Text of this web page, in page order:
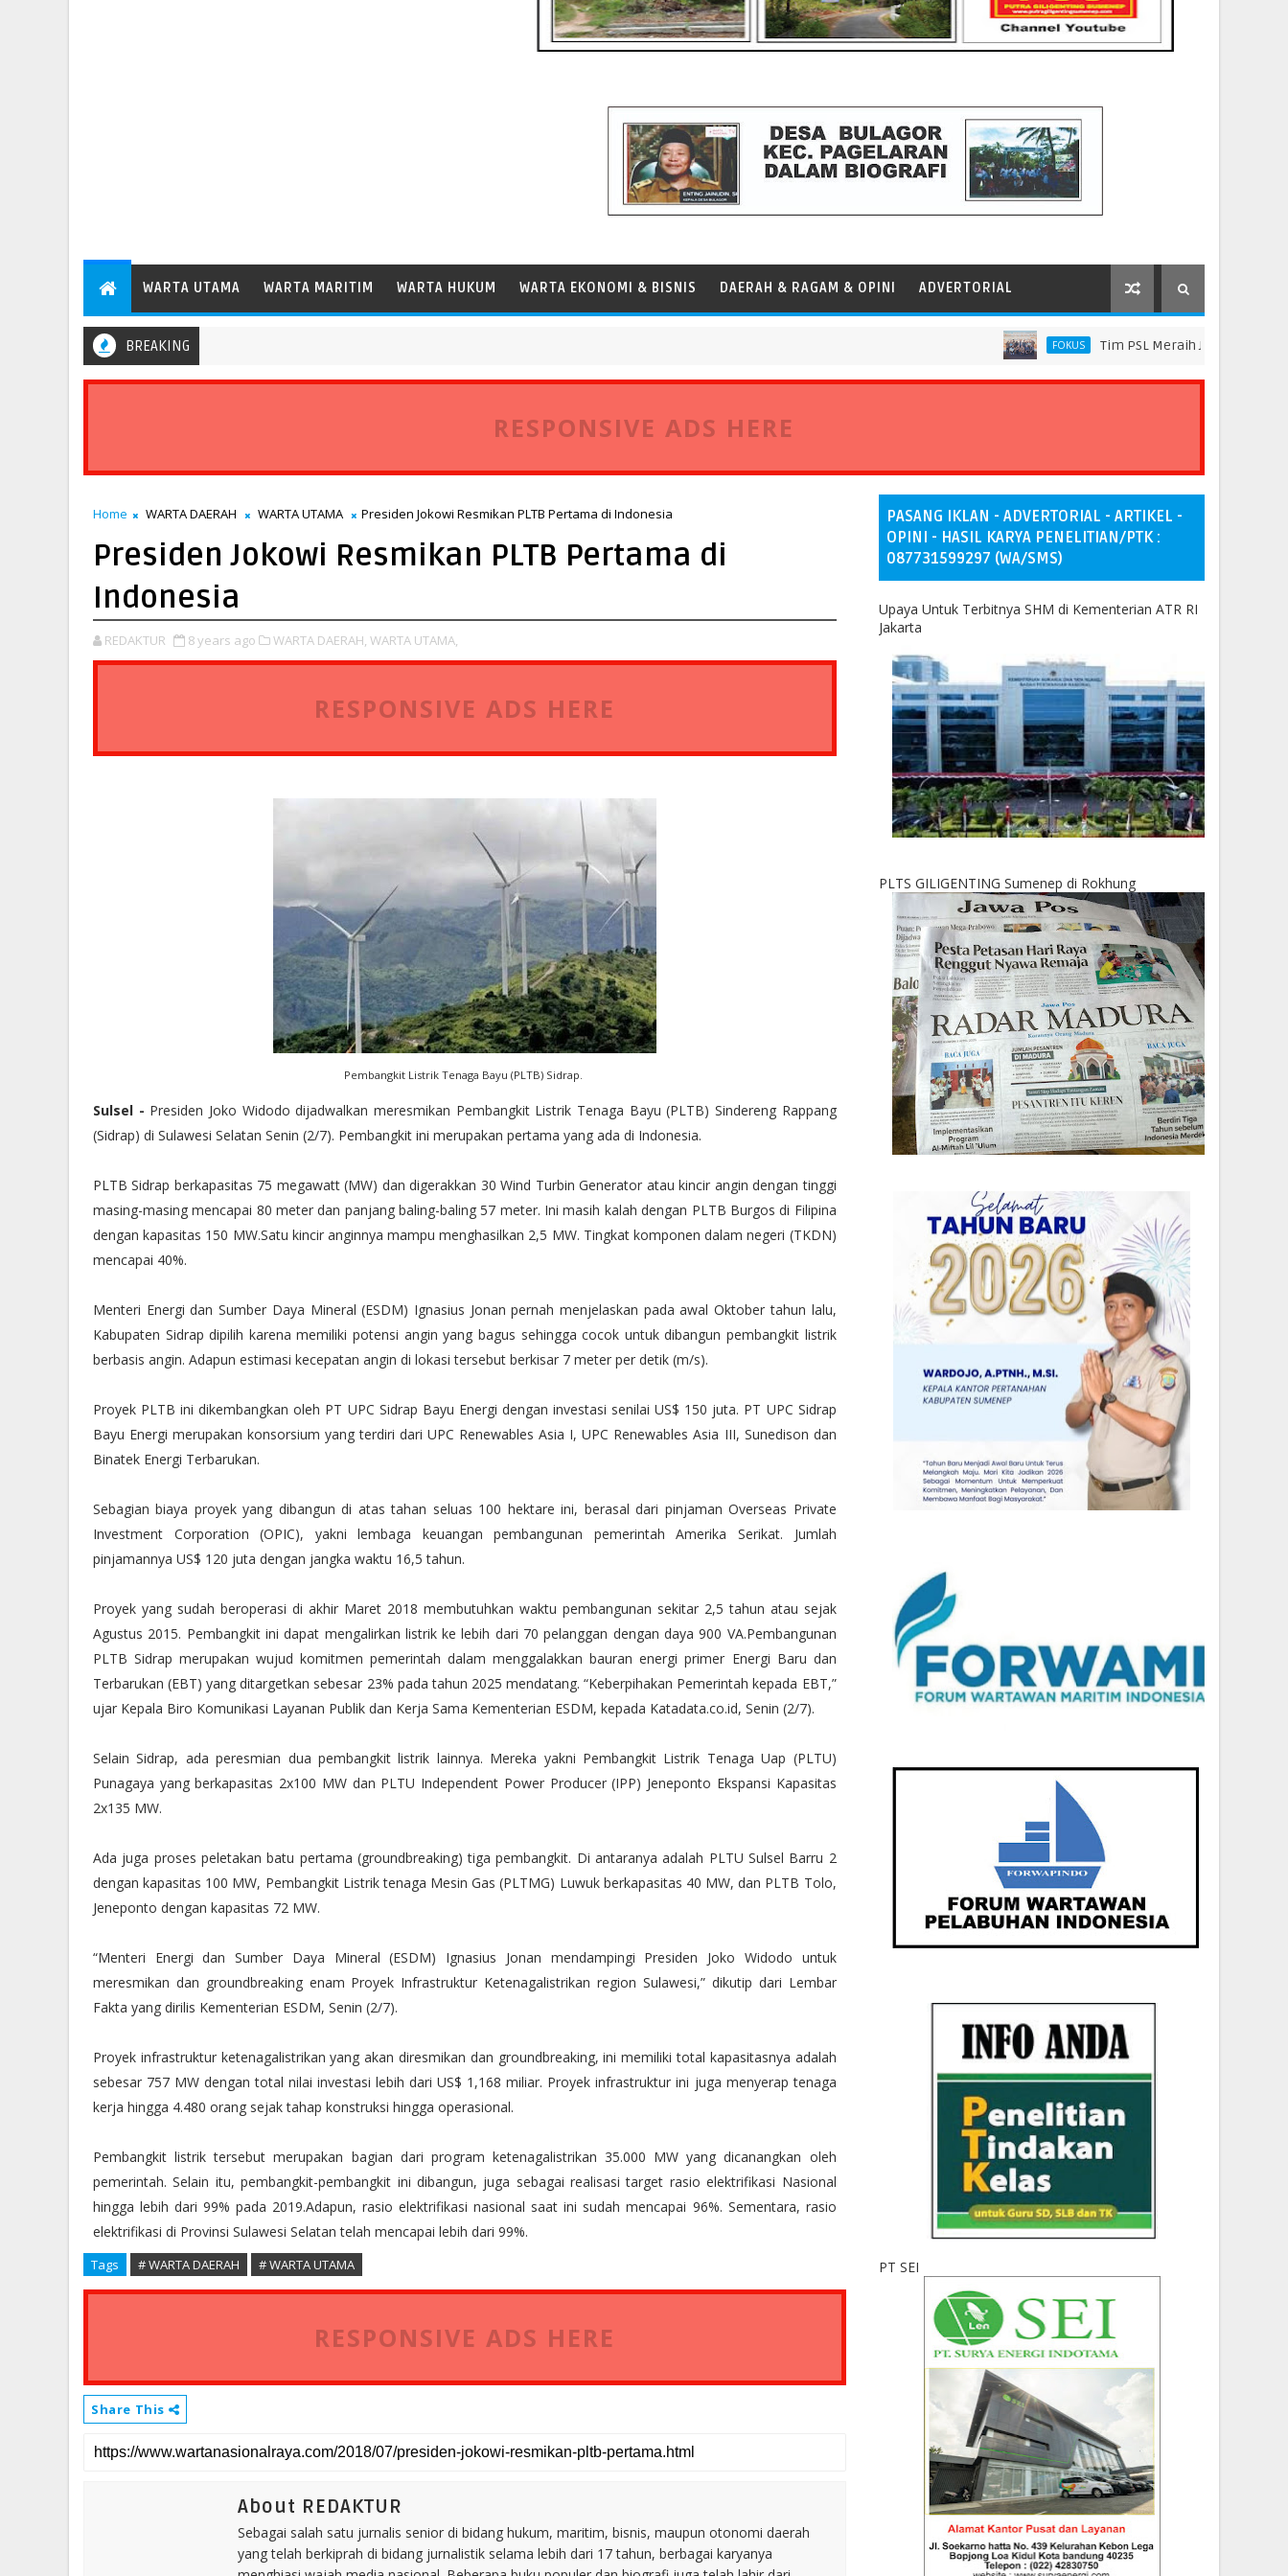
WARTA UTAMA WARTA MARITIM WARTA HUKUM WARTA EKONOMI & BISNIS DAERAH & RAGAM & OPINI ADVERTORIAL
BREAKING FOKUS Tim PSL Meraih Juara di Pelindo
RESPONSIVE ADS HERE
Home WARTA DAERAH WARTA UTAMA Presiden Jokowi Resmikan PLTB Pertama di Indonesia
Presiden Jokowi Resmikan PLTB Pertama di
Indonesia
REDAKTUR 8 years ago WARTA DAERAH, WARTA UTAMA,
RESPONSIVE ADS HERE
Pembangkit Listrik Tenaga Bayu (PLTB) Sidrap.
Sulsel - Presiden Joko Widodo dijadwalkan meresmikan Pembangkit Listrik Tenaga Bayu (PLTB) Sindereng Rappang
(Sidrap) di Sulawesi Selatan Senin (2/7). Pembangkit ini merupakan pertama yang ada di Indonesia.
PLTB Sidrap berkapasitas 75 megawatt (MW) dan digerakkan 30 Wind Turbin Generator atau kincir angin dengan tinggi
masing-masing mencapai 80 meter dan panjang baling-baling 57 meter. Ini masih kalah dengan PLTB Burgos di Filipina
dengan kapasitas 150 MW.Satu kincir anginnya mampu menghasilkan 2,5 MW. Tingkat komponen dalam negeri (TKDN)
mencapai 40%.
Menteri Energi dan Sumber Daya Mineral (ESDM) Ignasius Jonan pernah menjelaskan pada awal Oktober tahun lalu,
Kabupaten Sidrap dipilih karena memiliki potensi angin yang bagus sehingga cocok untuk dibangun pembangkit listrik
berbasis angin. Adapun estimasi kecepatan angin di lokasi tersebut berkisar 7 meter per detik (m/s).
Proyek PLTB ini dikembangkan oleh PT UPC Sidrap Bayu Energi dengan investasi senilai US$ 150 juta. PT UPC Sidrap
Bayu Energi merupakan konsorsium yang terdiri dari UPC Renewables Asia I, UPC Renewables Asia III, Sunedison dan
Binatek Energi Terbarukan.
Sebagian biaya proyek yang dibangun di atas tahan seluas 100 hektare ini, berasal dari pinjaman Overseas Private
Investment Corporation (OPIC), yakni lembaga keuangan pembangunan pemerintah Amerika Serikat. Jumlah
pinjamannya US$ 120 juta dengan jangka waktu 16,5 tahun.
Proyek yang sudah beroperasi di akhir Maret 2018 membutuhkan waktu pembangunan sekitar 2,5 tahun atau sejak
Agustus 2015. Pembangkit ini dapat mengalirkan listrik ke lebih dari 70 pelanggan dengan daya 900 VA.Pembangunan
PLTB Sidrap merupakan wujud komitmen pemerintah dalam menggalakkan bauran energi primer Energi Baru dan
Terbarukan (EBT) yang ditargetkan sebesar 23% pada tahun 2025 mendatang. “Keberpihakan Pemerintah kepada EBT,”
ujar Kepala Biro Komunikasi Layanan Publik dan Kerja Sama Kementerian ESDM, kepada Katadata.co.id, Senin (2/7).
Selain Sidrap, ada peresmian dua pembangkit listrik lainnya. Mereka yakni Pembangkit Listrik Tenaga Uap (PLTU)
Punagaya yang berkapasitas 2x100 MW dan PLTU Independent Power Producer (IPP) Jeneponto Ekspansi Kapasitas
2x135 MW.
Ada juga proses peletakan batu pertama (groundbreaking) tiga pembangkit. Di antaranya adalah PLTU Sulsel Barru 2
dengan kapasitas 100 MW, Pembangkit Listrik tenaga Mesin Gas (PLTMG) Luwuk berkapasitas 40 MW, dan PLTB Tolo,
Jeneponto dengan kapasitas 72 MW.
“Menteri Energi dan Sumber Daya Mineral (ESDM) Ignasius Jonan mendampingi Presiden Joko Widodo untuk
meresmikan dan groundbreaking enam Proyek Infrastruktur Ketenagalistrikan region Sulawesi,” dikutip dari Lembar
Fakta yang dirilis Kementerian ESDM, Senin (2/7).
Proyek infrastruktur ketenagalistrikan yang akan diresmikan dan groundbreaking, ini memiliki total kapasitasnya adalah
sebesar 757 MW dengan total nilai investasi lebih dari US$ 1,168 miliar. Proyek infrastruktur ini juga menyerap tenaga
kerja hingga 4.480 orang sejak tahap konstruksi hingga operasional.
Pembangkit listrik tersebut merupakan bagian dari program ketenagalistrikan 35.000 MW yang dicanangkan oleh
pemerintah. Selain itu, pembangkit-pembangkit ini dibangun, juga sebagai realisasi target rasio elektrifikasi Nasional
hingga lebih dari 99% pada 2019.Adapun, rasio elektrifikasi nasional saat ini sudah mencapai 96%. Sementara, rasio
elektrifikasi di Provinsi Sulawesi Selatan telah mencapai lebih dari 99%.
Tags # WARTA DAERAH # WARTA UTAMA
RESPONSIVE ADS HERE
Share This
About REDAKTUR
Sebagai salah satu jurnalis senior di bidang hukum, maritim, bisnis, maupun otonomi daerah
yang telah berkiprah di bidang jurnalistik selama lebih dari 17 tahun, berbagai karyanya
PASANG IKLAN - ADVERTORIAL - ARTIKEL -
OPINI - HASIL KARYA PENELITIAN/PTK :
087731599297 (WA/SMS)
Upaya Untuk Terbitnya SHM di Kementerian ATR RI
Jakarta
PLTS GILIGENTING Sumenep di Rokhung
PT SEI